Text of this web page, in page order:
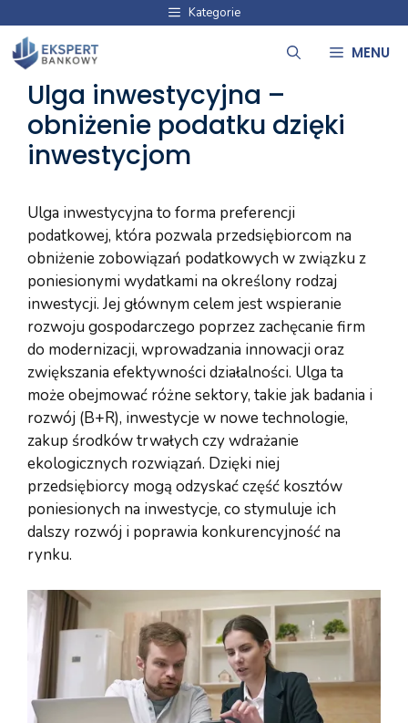
treści
Kategorie
MENU
Ulga inwestycyjna –
obniżenie podatku dzięki
inwestycjom
Ulga inwestycyjna to forma preferencji
podatkowej, która pozwala przedsiębiorcom na
obniżenie zobowiązań podatkowych w związku z
poniesionymi wydatkami na określony rodzaj
inwestycji. Jej głównym celem jest wspieranie
rozwoju gospodarczego poprzez zachęcanie firm
do modernizacji, wprowadzania innowacji oraz
zwiększania efektywności działalności. Ulga ta
może obejmować różne sektory, takie jak badania i
rozwój (B+R), inwestycje w nowe technologie,
zakup środków trwałych czy wdrażanie
ekologicznych rozwiązań. Dzięki niej
przedsiębiorcy mogą odzyskać część kosztów
poniesionych na inwestycje, co stymuluje ich
dalszy rozwój i poprawia konkurencyjność na
rynku.